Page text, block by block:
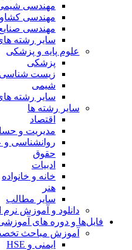
مهندسی شیمی
مهندسی
مهندسی صنایع
سایر رشته های
علوم پایه و پزشکی
پزشکی
زیست شناسی
شیمی
سایر رشته های
سایر رشته ها
اقتصاد
مدیریت و
روانشناسی و علوم
حقوق
ادبیات
خانه و خانواده
هنر
سایر مطالب
دانلود و آموزش نرم افزار
فایل‌ها و دوره های آموزشی
آموزش مباحث تخصصی
ایمنی و HSE